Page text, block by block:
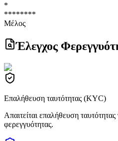
*
********
Μέλος
Έλεγχος
Επαλήθευση ταυτότητας (KYC)
Απαιτείται επαλήθευση
φερεγγυότητας.